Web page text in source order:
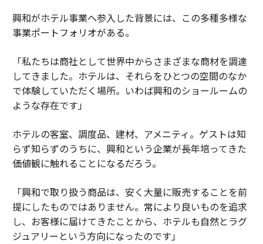
興和がホテル事業へ参入した背景には、この多種多様な
事業ポートフォリオがある。
「私たちは商社として世界中からさまざまな商材を調達
してきました。ホテルは、それらをひとつの空間のなか
で体験していただく場所。いわば興和のショールームの
ような存在です」
ホテルの客室、調度品、建材、アメニティ。ゲストは知
らず知らずのうちに、興和という企業が長年培ってきた
価値観に触れることになるだろう。
「興和で取り扱う商品は、安く大量に販売することを前
提にしたものではありません。常により良いものを追求
し、お客様に届けてきたことから、ホテルも自然とラグ
ジュアリーという方向になったのです」